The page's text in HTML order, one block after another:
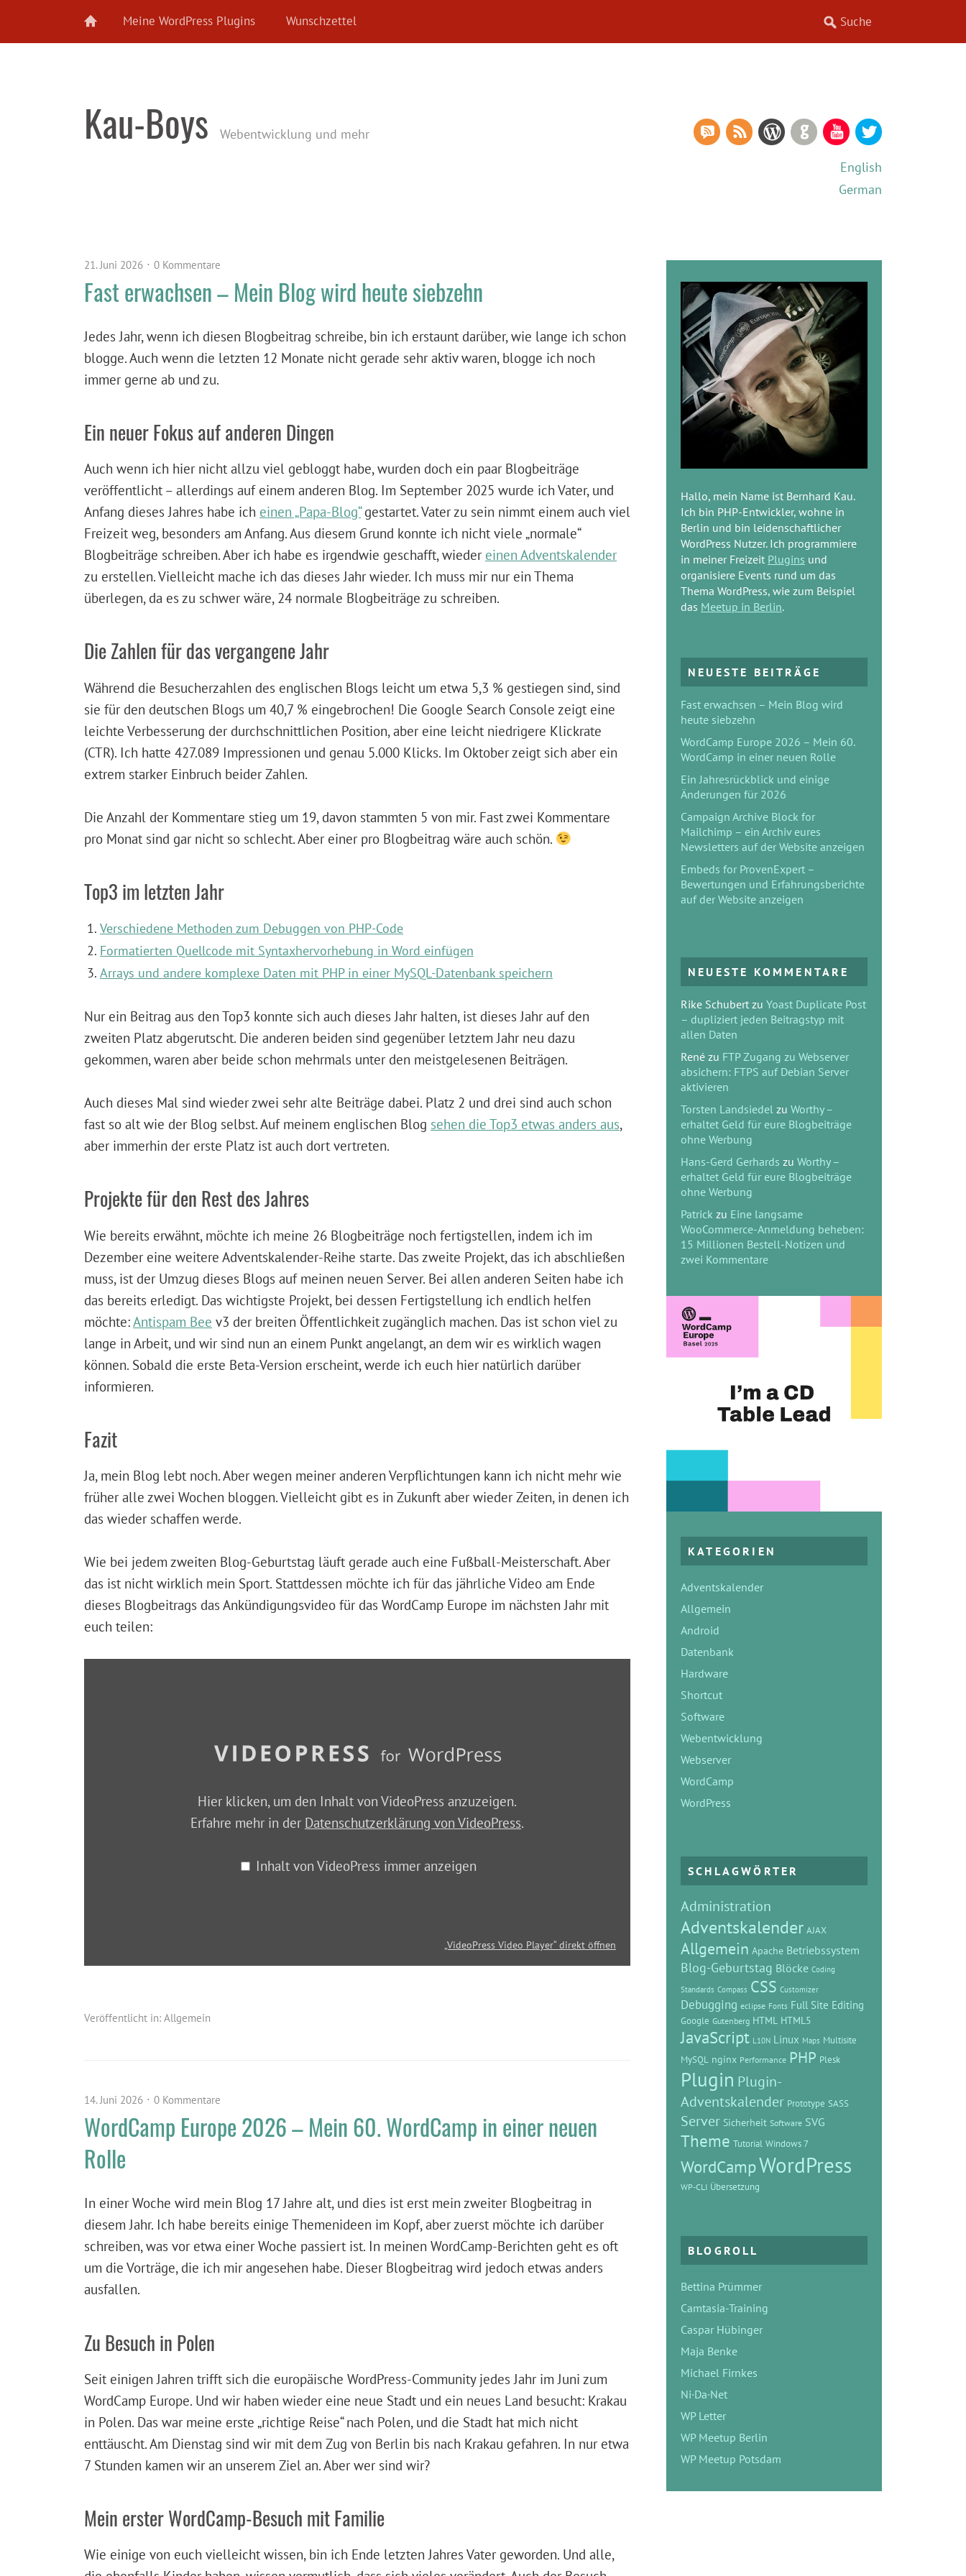
Meine WordPress Plugins Wunschzettel
Kau-Boys Webentwicklung und mehr YouTube
GitHub
WordPress
RSS Feed
RSS Comments
English
German
21. Juni 2026 0 Kommentare
Fast erwachsen – Mein Blog wird heute siebzehn
Jedes Jahr, wenn ich diesen Blogbeitrag schreibe, bin ich erstaunt darüber, wie lange ich schon
blogge. Auch wenn die letzten 12 Monate nicht gerade sehr aktiv waren, blogge ich noch
immer gerne ab und zu.
Ein neuer Fokus auf anderen Dingen
Auch wenn ich hier nicht allzu viel gebloggt habe, wurden doch ein paar Blogbeiträge
veröffentlicht – allerdings auf einem anderen Blog. Im September 2025 wurde ich Vater, und
Anfang dieses Jahres habe ich einen „Papa-Blog“gestartet. Vater zu sein nimmt einem auch viel
Freizeit weg, besonders am Anfang. Aus diesem Grund konnte ich nicht viele „normale“
Blogbeiträge schreiben. Aber ich habe es irgendwie geschafft, wieder einen Adventskalender
zu erstellen. Vielleicht mache ich das dieses Jahr wieder. Ich muss mir nur ein Thema
überlegen, da es zu schwer wäre, 24 normale Blogbeiträge zu schreiben.
Die Zahlen für das vergangene Jahr
Während die Besucherzahlen des englischen Blogs leicht um etwa 5,3 % gestiegen sind, sind
sie für den deutschen Blogs um 40,7 % eingebrochen! Die Google Search Console zeigt eine
leichte Verbesserung der durchschnittlichen Position, aber eine leicht niedrigere Klickrate
(CTR). Ich hatte 427.089 Impressionen und genau 5.000 Klicks. Im Oktober zeigt sich aber ein
extrem starker Einbruch beider Zahlen.
Die Anzahl der Kommentare stieg um 19, davon stammten 5 von mir. Fast zwei Kommentare
pro Monat sind gar nicht so schlecht. Aber einer pro Blogbeitrag wäre auch schön.
Top3 im letzten Jahr
Verschiedene Methoden zum Debuggen von PHP-Code
Formatierten Quellcode mit Syntaxhervorhebung in Word einfügen
Arrays und andere komplexe Daten mit PHP in einer MySQL-Datenbank speichern
Nur ein Beitrag aus den Top3 konnte sich auch dieses Jahr halten, ist dieses Jahr auf den
zweiten Platz abgerutscht. Die anderen beiden sind gegenüber letztem Jahr neu dazu
gekommen, waren aber beide schon mehrmals unter den meistgelesenen Beiträgen.
Auch dieses Mal sind wieder zwei sehr alte Beiträge dabei. Platz 2 und drei sind auch schon
fast so alt wie der Blog selbst. Auf meinem englischen Blog sehen die Top3 etwas anders aus,
aber immerhin der erste Platz ist auch dort vertreten.
Projekte für den Rest des Jahres
Wie bereits erwähnt, möchte ich meine 26 Blogbeiträge noch fertigstellen, indem ich im
Dezember eine weitere Adventskalender-Reihe starte. Das zweite Projekt, das ich abschließen
muss, ist der Umzug dieses Blogs auf meinen neuen Server. Bei allen anderen Seiten habe ich
das bereits erledigt. Das wichtigste Projekt, bei dessen Fertigstellung ich endlich helfen
möchte:Antispam Bee v3 der breiten Öffentlichkeit zugänglich machen. Das ist schon viel zu
lange in Arbeit, und wir sind nun an einem Punkt angelangt, an dem wir es wirklich wagen
können. Sobald die erste Beta-Version erscheint, werde ich euch hier natürlich darüber
informieren.
Fazit
Ja, mein Blog lebt noch. Aber wegen meiner anderen Verpflichtungen kann ich nicht mehr wie
früher alle zwei Wochen bloggen. Vielleicht gibt es in Zukunft aber wieder Zeiten, in denen ich
das wieder schaffen werde.
Wie bei jedem zweiten Blog-Geburtstag läuft gerade auch eine Fußball-Meisterschaft. Aber
das ist nicht wirklich mein Sport. Stattdessen möchte ich für das jährliche Video am Ende
dieses Blogbeitrags das Ankündigungsvideo für das WordCamp Europe im nächsten Jahr mit
euch teilen:
Hier klicken, um den Inhalt von VideoPress anzuzeigen.
Erfahre mehr in der Datenschutzerklärung von VideoPress.
Inhalt von VideoPress immer anzeigen
„VideoPress Video Player“ direkt öffnen
Veröffentlicht in: Allgemein
14. Juni 2026 0 Kommentare
WordCamp Europe 2026 – Mein 60. WordCamp in einer neuen
Rolle
In einer Woche wird mein Blog 17 Jahre alt, und dies ist erst mein zweiter Blogbeitrag in
diesem Jahr. Ich habe bereits einige Themenideen im Kopf, aber zuerst möchte ich darüber
schreiben, was vor etwa einer Woche passiert ist. In meinen WordCamp-Berichten geht es oft
um die Vorträge, die ich mir angesehen habe. Dieser Blogbeitrag wird jedoch etwas anders
ausfallen.
Zu Besuch in Polen
Seit einigen Jahren trifft sich die europäische WordPress-Community jedes Jahr im Juni zum
WordCamp Europe. Und wir haben wieder eine neue Stadt und ein neues Land besucht: Krakau
in Polen. Das war meine erste „richtige Reise“ nach Polen, und die Stadt hat mich nicht
enttäuscht. Am Dienstag sind wir mit dem Zug von Berlin bis nach Krakau gefahren. In nur etwa
7 Stunden kamen wir an unserem Ziel an. Aber wer sind wir?
Mein erster WordCamp-Besuch mit Familie
Wie einige von euch vielleicht wissen, bin ich Ende letzten Jahres Vater geworden. Und alle,
Hallo, mein Name ist Bernhard Kau.
Ich bin PHP-Entwickler, wohne in
Berlin und bin leidenschaftlicher
WordPress Nutzer. Ich programmiere
in meiner Freizeit Plugins und
organisiere Events rund um das
Thema WordPress, wie zum Beispiel
das Meetup in Berlin.
NEUESTE BEITRÄGE
Fast erwachsen – Mein Blog wird
heute siebzehn
WordCamp Europe 2026 – Mein 60.
WordCamp in einer neuen Rolle
Ein Jahresrückblick und einige
Änderungen für 2026
Campaign Archive Block for
Mailchimp – ein Archiv eures
Newsletters auf der Website anzeigen
Embeds for ProvenExpert –
Bewertungen und Erfahrungsberichte
auf der Website anzeigen
NEUESTE KOMMENTARE
Rike Schubert zu Yoast Duplicate Post
– dupliziert jeden Beitragstyp mit
allen Daten
René zu FTP Zugang zu Webserver
absichern: FTPS auf Debian Server
aktivieren
Torsten Landsiedel zu Worthy –
erhaltet Geld für eure Blogbeiträge
ohne Werbung
Hans-Gerd Gerhards zu Worthy –
erhaltet Geld für eure Blogbeiträge
ohne Werbung
Patrick zu Eine langsame
WooCommerce-Anmeldung beheben:
15 Millionen Bestell-Notizen und
zwei Kommentare
KATEGORIEN
Adventskalender
Allgemein
Android
Datenbank
Hardware
Shortcut
Software
Webentwicklung
Webserver
WordCamp
WordPress
SCHLAGWÖRTER
Administration
Adventskalender AJAX
Allgemein Apache Betriebssystem
Blog-Geburtstag Blöcke Coding
Standards Compass CSS Customizer
Debugging eclipse Fonts Full Site Editing
Google Gutenberg HTML HTML5
JavaScript L10N Linux Maps Multisite
MySQL nginx Performance PHP Plesk
Plugin Plugin-
Adventskalender Prototype SASS
Server Sicherheit Software SVG
Theme Tutorial Windows 7
WordCampWordPress
WP-CLI Übersetzung
BLOGROLL
Bettina Prümmer
Camtasia-Training
Caspar Hübinger
Maja Benke
Michael Firnkes
Ni·Da·Net
WP Letter
WP Meetup Berlin
WP Meetup Potsdam